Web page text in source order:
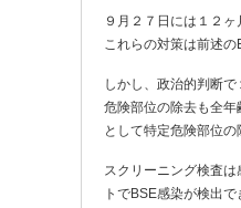
９月２７日には１２
これらの対策は前述
しかし、政治的判断
危険部位の除去も全
として特定危険部位
スクリーニング検査
トでBSE感染が検出